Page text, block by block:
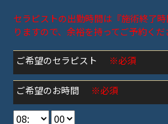
セラピストの出勤時間は『施術終了
りますので、余裕を持ってご予約くだ
ご希望のセラピスト ※必須
ご希望のお時間 ※必須